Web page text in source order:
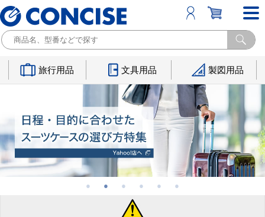
旅行用品 文具用品 製図用品